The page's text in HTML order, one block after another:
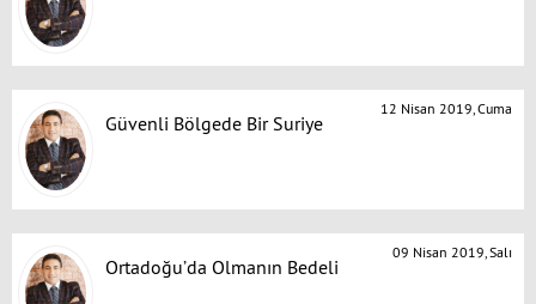
Güvenli Bölgede Bir Suriye
12 Nisan 2019, Cuma
Ortadoğu’da Olmanın Bedeli
09 Nisan 2019, Salı